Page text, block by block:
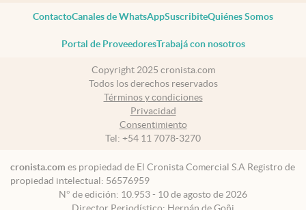
ContactoCanales de WhatsAppSuscribiteQuiénes Somos
Portal de ProveedoresTrabajá con nosotros
Copyright 2025 cronista.com
Todos los derechos reservados
Términos y condiciones
Privacidad
Consentimiento
Tel: +54 11 7078-3270
cronista.com es propiedad de El Cronista Comercial S.A Registro de
propiedad intelectual: 56576959
N° de edición: 10.953 - 10 de agosto de 2026